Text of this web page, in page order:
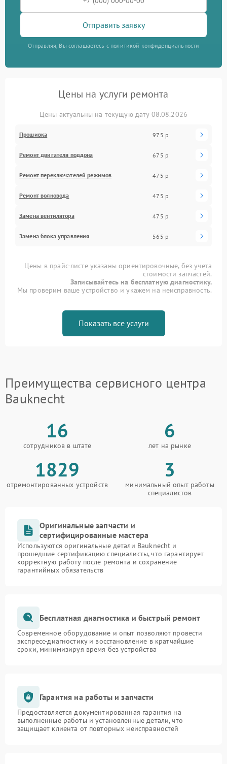
Отправить заявку
Отправляя, Вы соглашаетесь с политикой конфиденциальности
Цены на услуги ремонта
Цены актуальны на текущую дату 08.08.2026
Прошивка 975 р
Ремонт двигателя поддона 675 р
Ремонт переключателей режимов 475 р
Ремонт волновода 475 р
Замена вентилятора 475 р
Замена блока управления 565 р
Цены в прайс-листе указаны ориентировочные, без учета
стоимости запчастей.
Записывайтесь на бесплатную диагностику.
Мы проверим ваше устройство и укажем на неисправность.
Показать все услуги
Преимущества сервисного центра
Bauknecht
16
сотрудников в штате
6
лет на рынке
1829
отремонтированных устройств
3
минимальный опыт работы
специалистов
Оригинальные запчасти и
сертифицированные мастера
Используются оригинальные детали Bauknecht и
прошедшие сертификацию специалисты, что гарантирует
корректную работу после ремонта и сохранение
гарантийных обязательств
Бесплатная диагностика и быстрый ремонт
Современное оборудование и опыт позволяют провести
экспресс-диагностику и восстановление в кратчайшие
сроки, минимизируя время без устройства
Гарантия на работы и запчасти
Предоставляется документированная гарантия на
выполненные работы и установленные детали, что
защищает клиента от повторных неисправностей